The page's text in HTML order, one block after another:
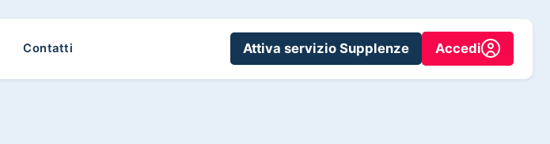
Contatti Attiva servizio Supplenze Accedi